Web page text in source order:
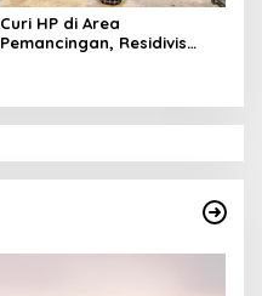
Curi HP di Area
Pemancingan, Residivis